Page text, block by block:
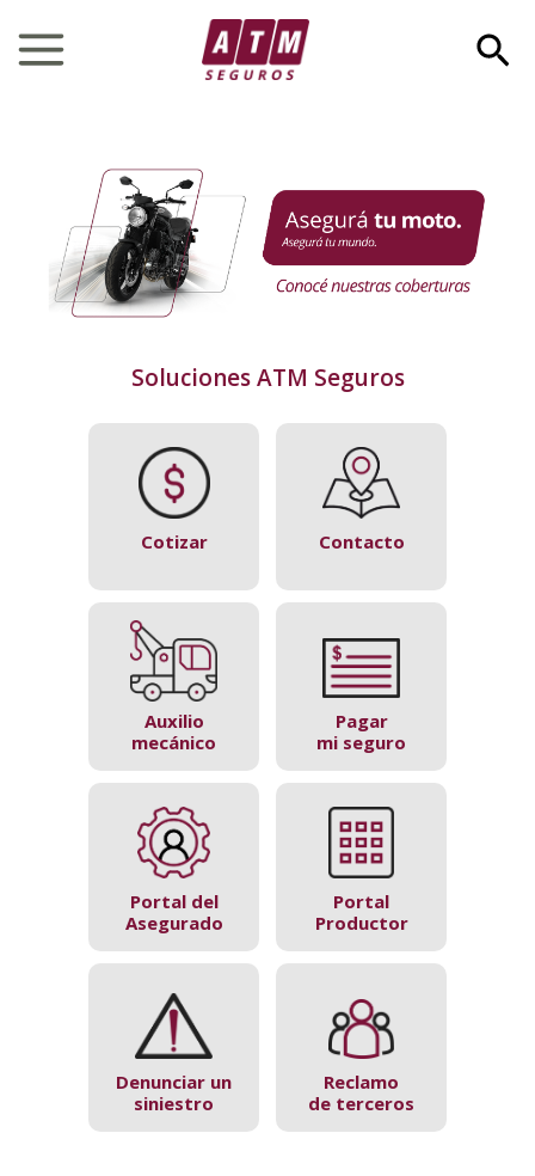
Main
Soluciones ATM Seguros
Cotizar Contacto
Auxilio
mecánico
Pagar
mi seguro
Portal del
Asegurado
Portal
Productor
Denunciar un
siniestro
Reclamo
de terceros